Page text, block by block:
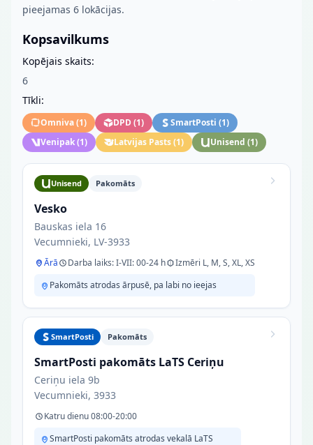
pieejamas 6 lokācijas.
Kopsavilkums
Kopējais skaits:
6
Tīkli:
Omniva(1) DPD(1) SmartPosti (1)
Venipak(1) Latvijas Pasts(1) Unisend (1)
Unisend Pakomāts
Vesko
Bauskas iela 16
Vecumnieki, LV-3933
Ārā Darba laiks: I-VII: 00-24 h
Izmēri L, M, S, XL, XS
Pakomāts atrodas ārpusē, pa labi no ieejas
SmartPosti Pakomāts
SmartPosti pakomāts LaTS Ceriņu
Ceriņu iela 9b
Vecumnieki, 3933
Katru dienu 08:00-20:00
SmartPosti pakomāts atrodas vekalā LaTS